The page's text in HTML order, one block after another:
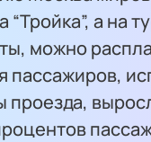
“Тройка”, а на
можно
пассажиров,